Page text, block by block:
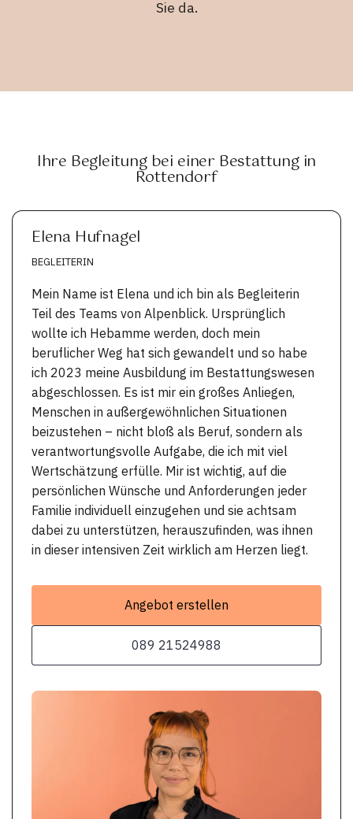
Sie da.
Ihre Begleitung bei einer Bestattung in
Rottendorf
Elena Hufnagel
BEGLEITERIN
Mein Name ist Elena und ich bin als Begleiterin
Teil des Teams von Alpenblick. Ursprünglich
wollte ich Hebamme werden, doch mein
beruflicher Weg hat sich gewandelt und so habe
ich 2023 meine Ausbildung im Bestattungswesen
abgeschlossen. Es ist mir ein großes Anliegen,
Menschen in außergewöhnlichen Situationen
beizustehen – nicht bloß als Beruf, sondern als
verantwortungsvolle Aufgabe, die ich mit viel
Wertschätzung erfülle. Mir ist wichtig, auf die
persönlichen Wünsche und Anforderungen jeder
Familie individuell einzugehen und sie achtsam
dabei zu unterstützen, herauszufinden, was ihnen
in dieser intensiven Zeit wirklich am Herzen liegt.
Angebot erstellen
089 21524988